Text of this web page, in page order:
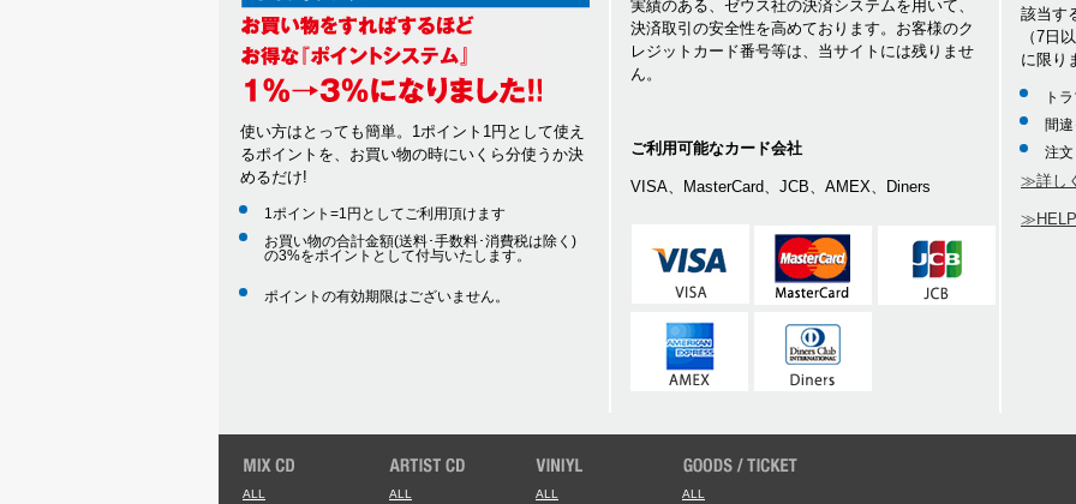
使い方はとっても簡単。1ポイント1円として使え
るポイントを、お買い物の時にいくら分使うか決
めるだけ!
1ポイント=1円としてご利用頂けます
お買い物の合計金額(送料･手数料･消費税は除く)
の3%をポイントとして付与いたします。
ポイントの有効期限はございません。
実績のある、ゼウス社の決済システムを用いて、
決済取引の安全性を高めております。お客様のク
レジットカード番号等は、当サイトには残りませ
ん。
ご利用可能なカード会社
VISA、MasterCard、JCB、AMEX、Diners
該当す
（7日
に限り
ト
間
注文
≫詳し
ALL ALL ALL ALL